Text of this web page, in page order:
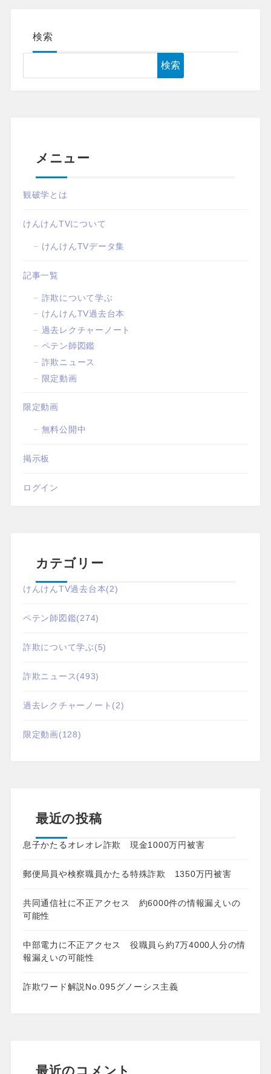
検索
検索
メニュー
観破学とは
けんけんTVについて
けんけんTVデータ集
記事一覧
詐欺について学ぶ
けんけんTV過去台本
過去レクチャーノート
ペテン師図鑑
詐欺ニュース
限定動画
限定動画
無料公開中
掲示板
ログイン
カテゴリー
けんけんTV過去台本(2)
ペテン師図鑑(274)
詐欺について学ぶ(5)
詐欺ニュース(493)
過去レクチャーノート (2)
限定動画(128)
最近の投稿
息子かたるオレオレ詐欺 現金1000万円被害
郵便局員や検察職員かたる特殊詐欺 1350万円被害
共同通信社に不正アクセス 約6000件の情報漏えいの
可能性
中部電力に不正アクセス 役職員ら約7万4000人分の情
報漏えいの可能性
詐欺ワード解説No.095グノーシス主義
最近のコメント